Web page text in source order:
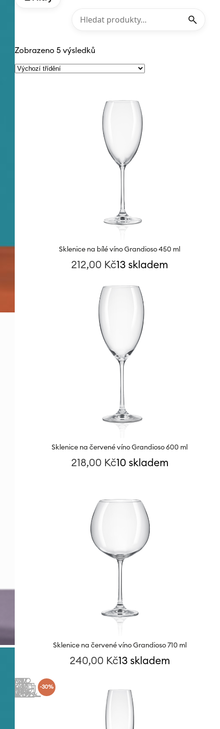
Zobrazeno 5 výsledků
Sklenice na bílé víno Grandioso 450 ml
212,00 Kč13 skladem
Sklenice na červené víno Grandioso 600 ml
218,00 Kč10 skladem
Sklenice na červené víno Grandioso 710 ml
240,00 Kč13 skladem
-30%